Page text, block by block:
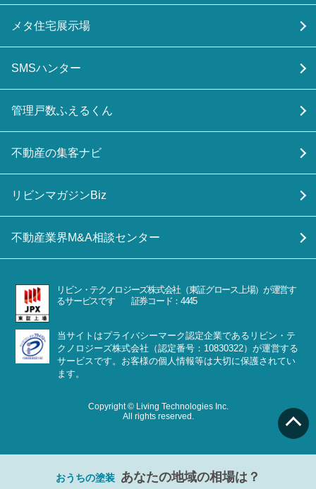
メタ住宅展示場
SMSハンター
管理戸数ふえるくん
不動産の集客ナビ
リビンマガジンBiz
不動産業界M&A相談センター
リビン・テクノロジーズ株式会社（東証グロース上場）が運営す
るサービスです 証券コード：4445
当サイトはプライバシーマーク認定企業であるリビン・テ
クノロジーズ株式会社（認定番号：10830322）が運営する
サービスです。お客様の個人情報等は大切に保護されてい
ます。
Copyright © Living Technologies Inc.
All rights reserved.
おうちの塗装 あなたの地域の相場は？